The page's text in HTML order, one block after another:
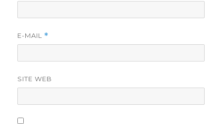
E-MAIL *
SITE WEB